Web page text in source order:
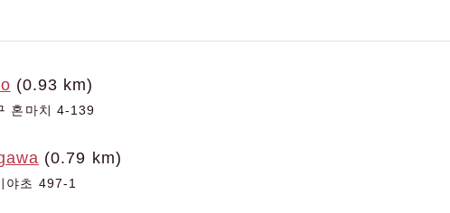
(0.93 km)
혼마치 4-139
(0.79 km)
야초 497-1